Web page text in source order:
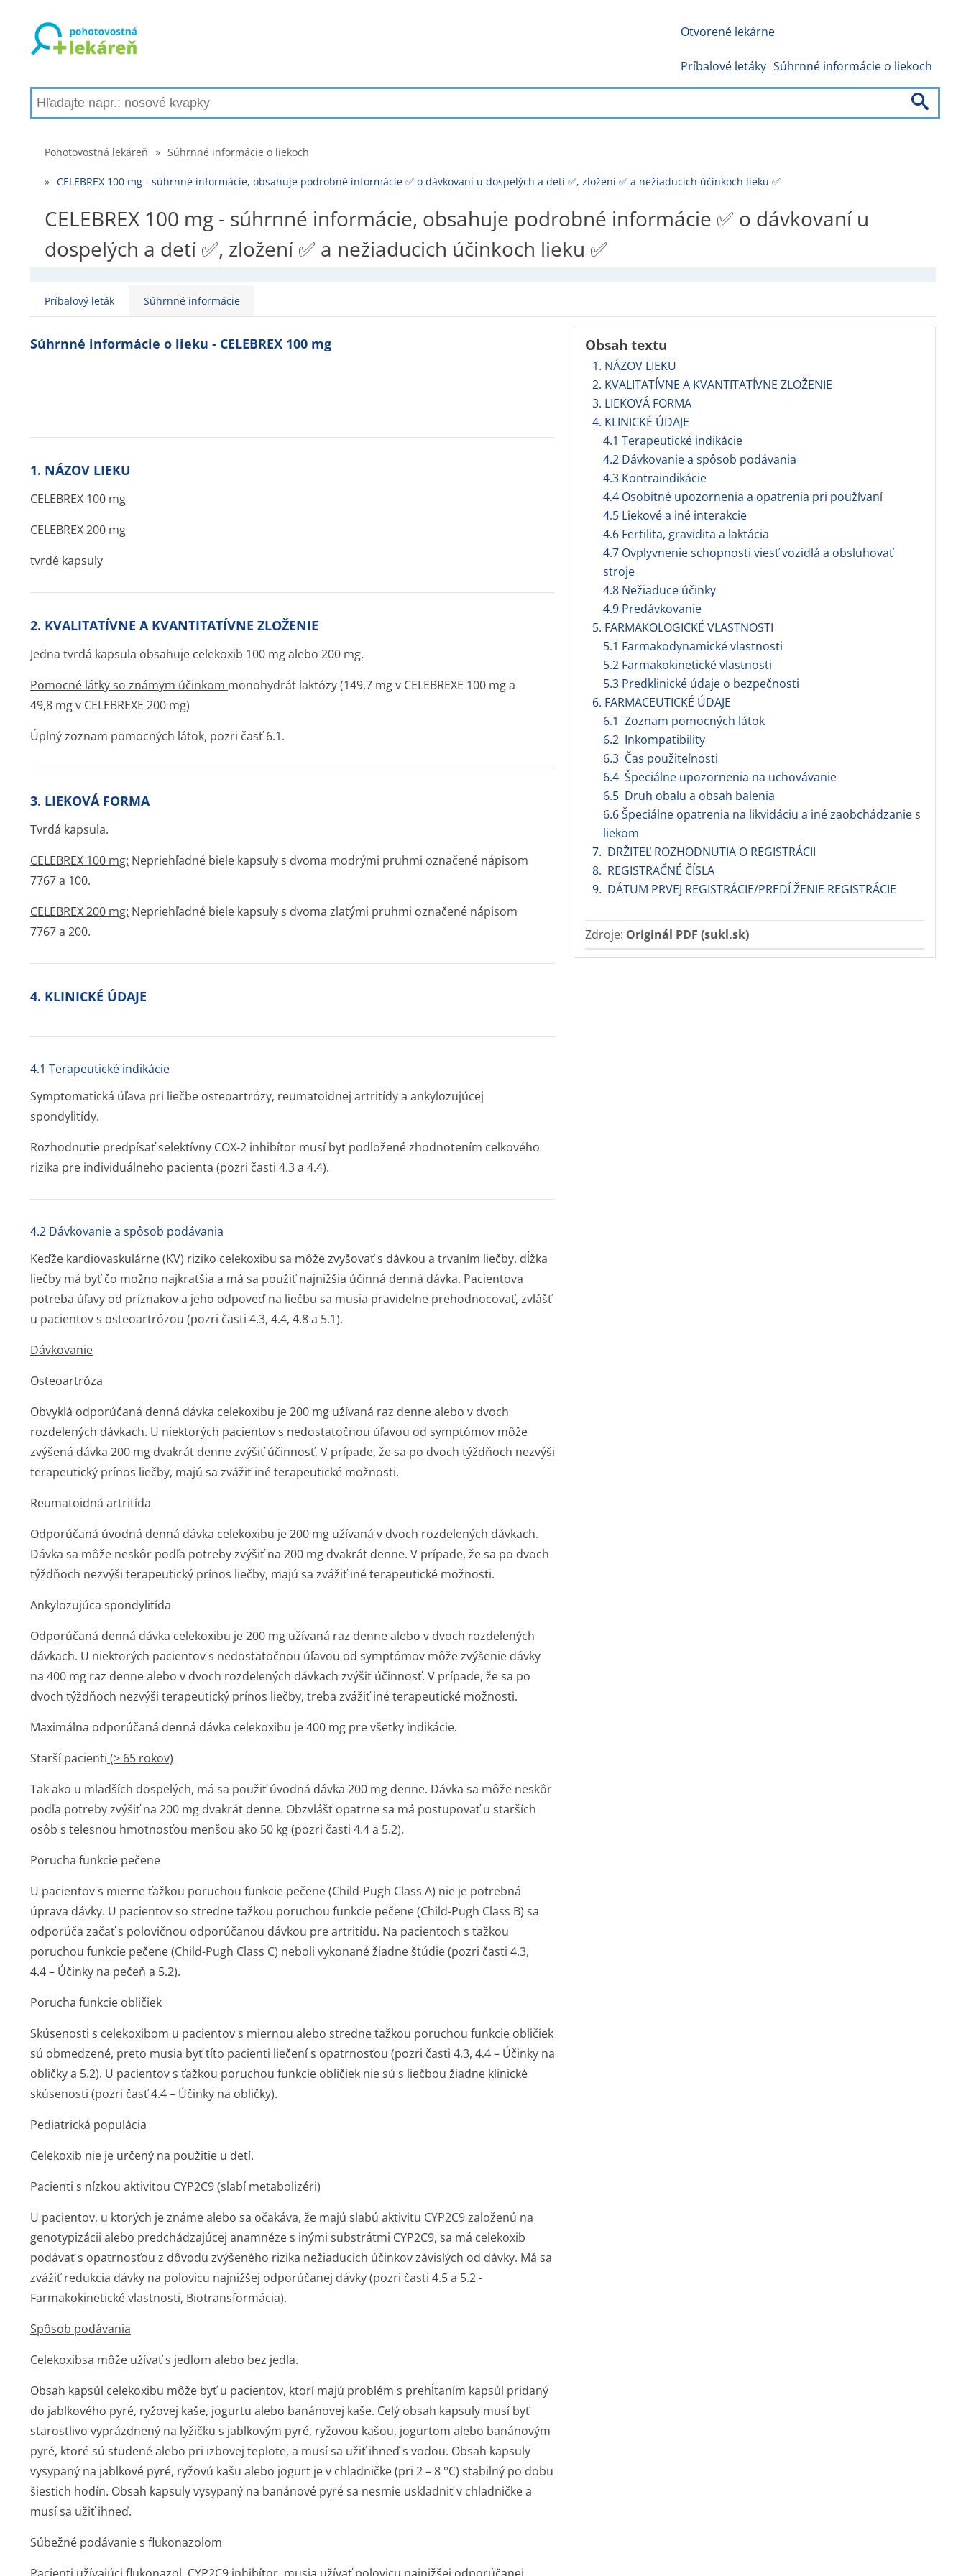
Otvorené lekárne
Príbalové letáky Súhrnné informácie o liekoch
Pohotovostná lekáreň » Súhrnné informácie o liekoch
» CELEBREX 100 mg - súhrnné informácie, obsahuje podrobné informácie ✅ o dávkovaní u dospelých a detí ✅, zložení ✅ a nežiaducich účinkoch lieku ✅
CELEBREX 100 mg - súhrnné informácie, obsahuje podrobné informácie ✅ o dávkovaní u
dospelých a detí ✅, zložení ✅ a nežiaducich účinkoch lieku ✅
Príbalový leták Súhrnné informácie
Obsah textu
1. NÁZOV LIEKU
2. KVALITATÍVNE A KVANTITATÍVNE ZLOŽENIE
3. LIEKOVÁ FORMA
4. KLINICKÉ ÚDAJE
4.1 Terapeutické indikácie
4.2 Dávkovanie a spôsob podávania
4.3 Kontraindikácie
4.4 Osobitné upozornenia a opatrenia pri používaní
4.5 Liekové a iné interakcie
4.6 Fertilita, gravidita a laktácia
4.7 Ovplyvnenie schopnosti viesť vozidlá a obsluhovať
stroje
4.8 Nežiaduce účinky
4.9 Predávkovanie
5. FARMAKOLOGICKÉ VLASTNOSTI
5.1 Farmakodynamické vlastnosti
5.2 Farmakokinetické vlastnosti
5.3 Predklinické údaje o bezpečnosti
6. FARMACEUTICKÉ ÚDAJE
6.1 Zoznam pomocných látok
6.2 Inkompatibility
6.3 Čas použiteľnosti
6.4 Špeciálne upozornenia na uchovávanie
6.5 Druh obalu a obsah balenia
6.6 Špeciálne opatrenia na likvidáciu a iné zaobchádzanie s
liekom
7. DRŽITEĽ ROZHODNUTIA O REGISTRÁCII
8. REGISTRAČNÉ ČÍSLA
9. DÁTUM PRVEJ REGISTRÁCIE/PREDĹŽENIE REGISTRÁCIE
Zdroje: Originál PDF (sukl.sk)
Súhrnné informácie o lieku - CELEBREX 100 mg
1. NÁZOV LIEKU
CELEBREX 100 mg
CELEBREX 200 mg
tvrdé kapsuly
2. KVALITATÍVNE A KVANTITATÍVNE ZLOŽENIE
Jedna tvrdá kapsula obsahuje celekoxib 100 mg alebo 200 mg.
Pomocné látky so známym účinkom monohydrát laktózy (149,7 mg v CELEBREXE 100 mg a
49,8 mg v CELEBREXE 200 mg)
Úplný zoznam pomocných látok, pozri časť 6.1.
3. LIEKOVÁ FORMA
Tvrdá kapsula.
CELEBREX 100 mg: Nepriehľadné biele kapsuly s dvoma modrými pruhmi označené nápisom
7767 a 100.
CELEBREX 200 mg: Nepriehľadné biele kapsuly s dvoma zlatými pruhmi označené nápisom
7767 a 200.
4. KLINICKÉ ÚDAJE
4.1 Terapeutické indikácie
Symptomatická úľava pri liečbe osteoartrózy, reumatoidnej artritídy a ankylozujúcej
spondylitídy.
Rozhodnutie predpísať selektívny COX-2 inhibítor musí byť podložené zhodnotením celkového
rizika pre individuálneho pacienta (pozri časti 4.3 a 4.4).
4.2 Dávkovanie a spôsob podávania
Keďže kardiovaskulárne (KV) riziko celekoxibu sa môže zvyšovať s dávkou a trvaním liečby, dĺžka
liečby má byť čo možno najkratšia a má sa použiť najnižšia účinná denná dávka. Pacientova
potreba úľavy od príznakov a jeho odpoveď na liečbu sa musia pravidelne prehodnocovať, zvlášť
u pacientov s osteoartrózou (pozri časti 4.3, 4.4, 4.8 a 5.1).
Dávkovanie
Osteoartróza
Obvyklá odporúčaná denná dávka celekoxibu je 200 mg užívaná raz denne alebo v dvoch
rozdelených dávkach. U niektorých pacientov s nedostatočnou úľavou od symptómov môže
zvýšená dávka 200 mg dvakrát denne zvýšiť účinnosť. V prípade, že sa po dvoch týždňoch nezvýši
terapeutický prínos liečby, majú sa zvážiť iné terapeutické možnosti.
Reumatoidná artritída
Odporúčaná úvodná denná dávka celekoxibu je 200 mg užívaná v dvoch rozdelených dávkach.
Dávka sa môže neskôr podľa potreby zvýšiť na 200 mg dvakrát denne. V prípade, že sa po dvoch
týždňoch nezvýši terapeutický prínos liečby, majú sa zvážiť iné terapeutické možnosti.
Ankylozujúca spondylitída
Odporúčaná denná dávka celekoxibu je 200 mg užívaná raz denne alebo v dvoch rozdelených
dávkach. U niektorých pacientov s nedostatočnou úľavou od symptómov môže zvýšenie dávky
na 400 mg raz denne alebo v dvoch rozdelených dávkach zvýšiť účinnosť. V prípade, že sa po
dvoch týždňoch nezvýši terapeutický prínos liečby, treba zvážiť iné terapeutické možnosti.
Maximálna odporúčaná denná dávka celekoxibu je 400 mg pre všetky indikácie.
Starší pacienti (> 65 rokov)
Tak ako u mladších dospelých, má sa použiť úvodná dávka 200 mg denne. Dávka sa môže neskôr
podľa potreby zvýšiť na 200 mg dvakrát denne. Obzvlášť opatrne sa má postupovať u starších
osôb s telesnou hmotnosťou menšou ako 50 kg (pozri časti 4.4 a 5.2).
Porucha funkcie pečene
U pacientov s mierne ťažkou poruchou funkcie pečene (Child-Pugh Class A) nie je potrebná
úprava dávky. U pacientov so stredne ťažkou poruchou funkcie pečene (Child-Pugh Class B) sa
odporúča začať s polovičnou odporúčanou dávkou pre artritídu. Na pacientoch s ťažkou
poruchou funkcie pečene (Child-Pugh Class C) neboli vykonané žiadne štúdie (pozri časti 4.3,
4.4 – Účinky na pečeň a 5.2).
Porucha funkcie obličiek
Skúsenosti s celekoxibom u pacientov s miernou alebo stredne ťažkou poruchou funkcie obličiek
sú obmedzené, preto musia byť títo pacienti liečení s opatrnosťou (pozri časti 4.3, 4.4 – Účinky na
obličky a 5.2). U pacientov s ťažkou poruchou funkcie obličiek nie sú s liečbou žiadne klinické
skúsenosti (pozri časť 4.4 – Účinky na obličky).
Pediatrická populácia
Celekoxib nie je určený na použitie u detí.
Pacienti s nízkou aktivitou CYP2C9 (slabí metabolizéri)
U pacientov, u ktorých je známe alebo sa očakáva, že majú slabú aktivitu CYP2C9 založenú na
genotypizácii alebo predchádzajúcej anamnéze s inými substrátmi CYP2C9, sa má celekoxib
podávať s opatrnosťou z dôvodu zvýšeného rizika nežiaducich účinkov závislých od dávky. Má sa
zvážiť redukcia dávky na polovicu najnižšej odporúčanej dávky (pozri časti 4.5 a 5.2-
Farmakokinetické vlastnosti, Biotransformácia).
Spôsob podávania
Celekoxibsa môže užívať s jedlom alebo bez jedla.
Obsah kapsúl celekoxibu môže byť u pacientov, ktorí majú problém s prehĺtaním kapsúl pridaný
do jablkového pyré, ryžovej kaše, jogurtu alebo banánovej kaše. Celý obsah kapsuly musí byť
starostlivo vyprázdnený na lyžičku s jablkovým pyré, ryžovou kašou, jogurtom alebo banánovým
pyré, ktoré sú studené alebo pri izbovej teplote, a musí sa užiť ihneď s vodou. Obsah kapsuly
vysypaný na jablkové pyré, ryžovú kašu alebo jogurt je v chladničke (pri 2 – 8 °C) stabilný po dobu
šiestich hodín. Obsah kapsuly vysypaný na banánové pyré sa nesmie uskladniť v chladničke a
musí sa užiť ihneď.
Súbežné podávanie s flukonazolom